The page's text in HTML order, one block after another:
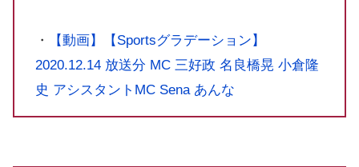
・
【動画】【‪‎Sportsグラデーション】
2020.12.14 放送分 MC 三好政 名良橋晃 小倉隆
史 アシスタントMC Sena あんな